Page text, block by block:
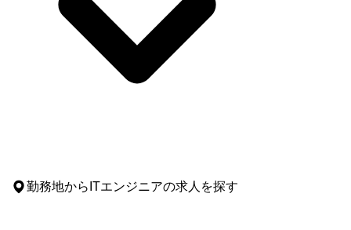
勤務地からITエンジニアの求人を探す